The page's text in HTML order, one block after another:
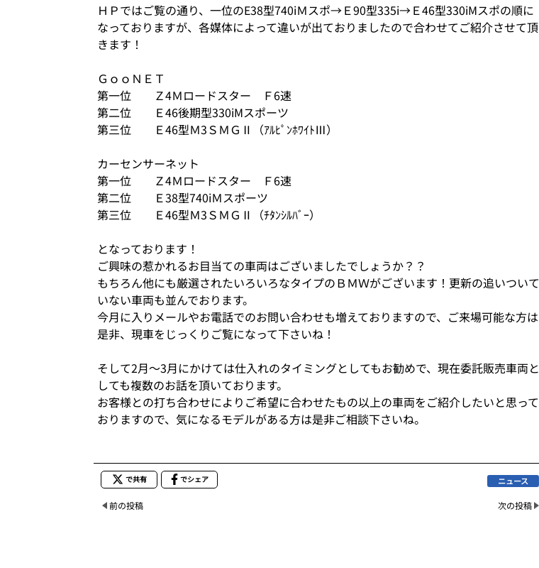
ＨＰではご覧の通り、一位のE38型740iＭスポ→Ｅ90型335i→Ｅ46型330iMスポの順に
なっておりますが、各媒体によって違いが出ておりましたので合わせてご紹介させて頂
きます！
ＧｏｏＮＥＴ
第一位 Ｚ4Ｍロードスター Ｆ6速
第二位 Ｅ46後期型330iMスポーツ
第三位 Ｅ46型Ｍ3ＳＭＧⅡ（ｱﾙﾋﾟﾝﾎﾜｲﾄⅢ）
カーセンサーネット
第一位 Ｚ4Ｍロードスター Ｆ6速
第二位 Ｅ38型740iＭスポーツ
第三位 Ｅ46型Ｍ3ＳＭＧⅡ（ﾁﾀﾝｼﾙﾊﾞｰ）
となっております！
ご興味の惹かれるお目当ての車両はございましたでしょうか？？
もちろん他にも厳選されたいろいろなタイプのＢＭＷがございます！更新の追いついて
いない車両も並んでおります。
今月に入りメールやお電話でのお問い合わせも増えておりますので、ご来場可能な方は
是非、現車をじっくりご覧になって下さいね！
そして2月～3月にかけては仕入れのタイミングとしてもお勧めで、現在委託販売車両と
しても複数のお話を頂いております。
お客様との打ち合わせによりご希望に合わせたもの以上の車両をご紹介したいと思って
おりますので、気になるモデルがある方は是非ご相談下さいね。
で共有 でシェア ニュース
前の投稿 次の投稿